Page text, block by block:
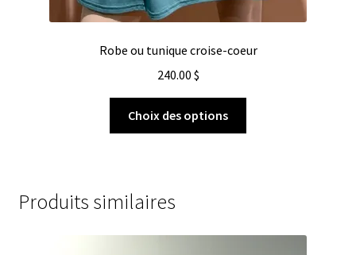
Robe ou tunique croise-coeur
240.00 $
Choix des options
Produits similaires